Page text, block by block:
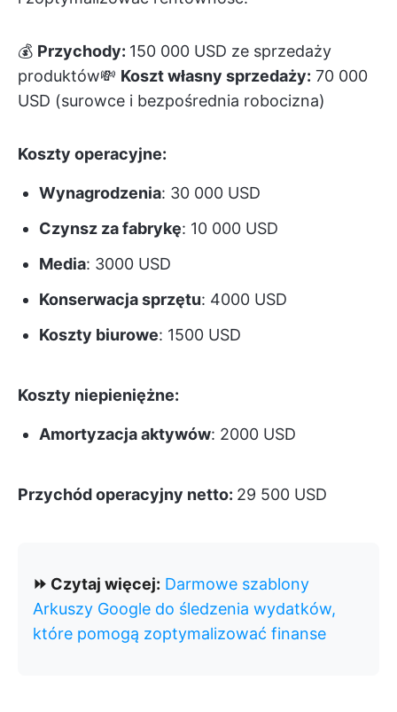
💰 Przychody: 150 000 USD ze sprzedaży
produktów💸 Koszt własny sprzedaży: 70 000
USD (surowce i bezpośrednia robocizna)
Koszty operacyjne:
Wynagrodzenia: 30 000 USD
Czynsz za fabrykę: 10 000 USD
Media: 3000 USD
Konserwacja sprzętu: 4000 USD
Koszty biurowe: 1500 USD
Koszty niepieniężne:
Amortyzacja aktywów: 2000 USD
Przychód operacyjny netto: 29 500 USD
⏩ Czytaj więcej: Darmowe szablony
Arkuszy Google do śledzenia wydatków,
które pomogą zoptymalizować finanse